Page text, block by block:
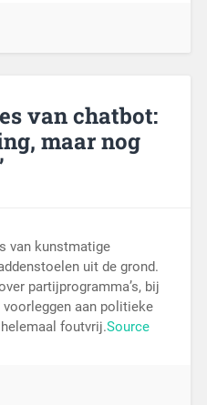
van chatbot:
maar nog
van kunstmatige
uit de grond.
partijprogramma’s, bij
aan politieke
foutvrij.Source